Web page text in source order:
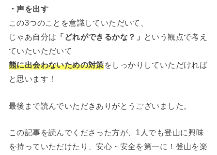
・声を出す
この3つのことを意識していただいて、
じゃあ自分は 「どれができるかな？」
という観点で考え
ていたいただいて
熊に出会わないための対策をしっかりしていただければ
と思います！
最後まで読んでいただきありがとうございました。
この記事を読んでくださった方が、1人でも登山に興味
を持っていただけたり、安心・安全を第一に！登山を楽